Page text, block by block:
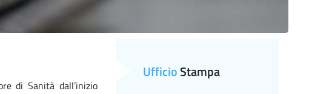
di Sanità dall’inizio
UfficioStampa